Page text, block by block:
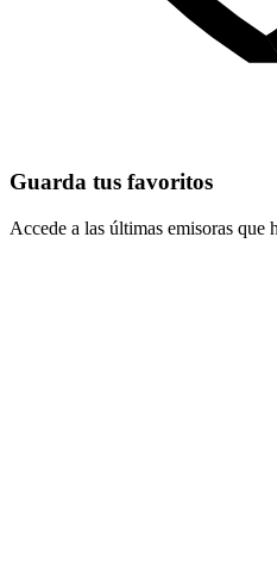
Guarda tus favoritos
Accede a las últimas emisoras que